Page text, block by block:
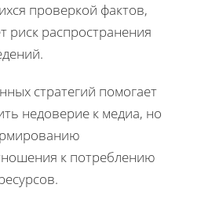
проверкой фактов,
риск распространения
стратегий помогает
недоверие к медиа, но
к потреблению